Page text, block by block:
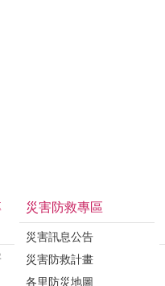
災害防救專區
災害訊息公告
災害防救計畫
各里防災地圖